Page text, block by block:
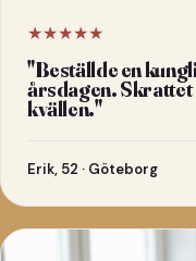
★★★★★
"Beställde en
årsdagen. Skrattet
kvällen."
Erik, 52 · Göteborg